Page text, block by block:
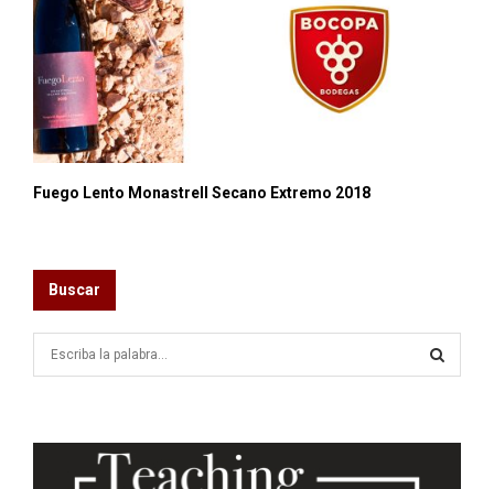
Fuego Lento Monastrell Secano Extremo 2018
Buscar
E